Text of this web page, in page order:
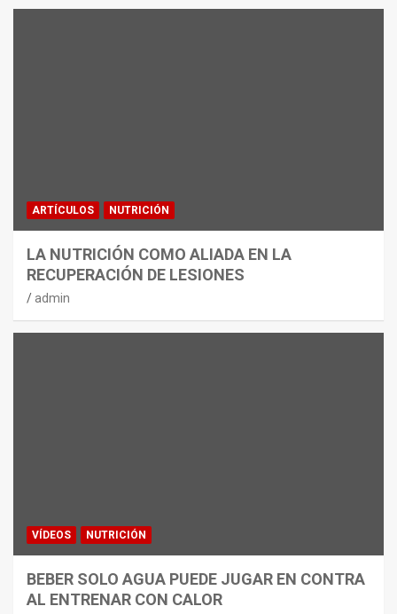
ARTÍCULOS NUTRICIÓN
LA NUTRICIÓN COMO ALIADA EN LA
RECUPERACIÓN DE LESIONES
admin
VÍDEOS NUTRICIÓN
BEBER SOLO AGUA PUEDE JUGAR EN CONTRA
AL ENTRENAR CON CALOR